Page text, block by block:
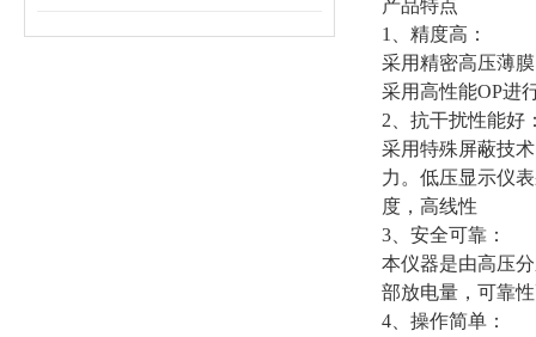
产品特点
1、精度高：
采用精密高压薄
采用高性能OP进
2、抗干扰性能好
采用特殊屏蔽技
力。低压显示仪
度，高线性
3、安全可靠：
本仪器是由高压
部放电量，可靠
4、操作简单：